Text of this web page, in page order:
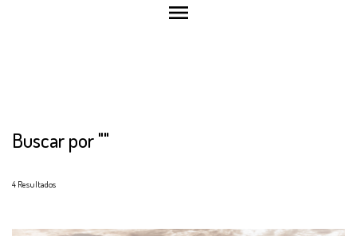
menu
Buscar por""
4 Resultados